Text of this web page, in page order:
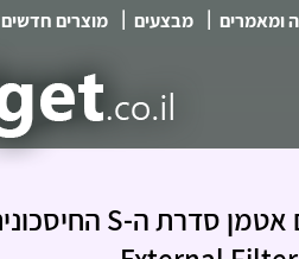
ומאמרים | מבצעים | מוצרים חדשים